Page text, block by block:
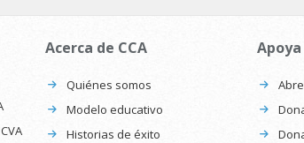
Acerca de CCA
Quiénes somos
Modelo educativo
Historias de éxito
Apoya